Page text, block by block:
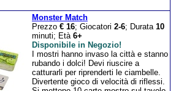
Monster Match
Prezzo € 16; Giocatori 2-6; Durata 10
minuti; Età 6+
Disponibile in Negozio!
I mostri hanno invaso la città e stanno
rubando i dolci! Devi riuscire a
catturarli per riprenderti le ciambelle.
Divertente gioco di velocità di riflessi.